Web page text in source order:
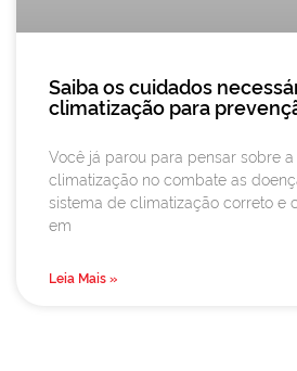
Saiba os cuidados
climatização para
Você já parou para pensar sobre
climatização no combate as
sistema de climatização correto e
em
Leia Mais »